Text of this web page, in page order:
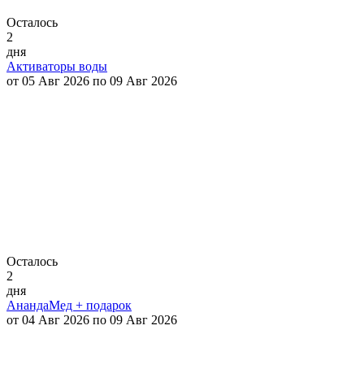
Осталось
2
дня
Активаторы воды
от 05 Авг 2026 по 09 Авг 2026
Осталось
2
дня
АнандаМед + подарок
от 04 Авг 2026 по 09 Авг 2026